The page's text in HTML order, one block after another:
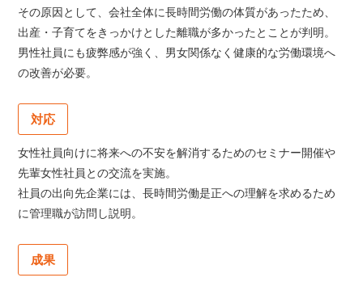
その原因として、会社全体に長時間労働の体質があったため、
出産・子育てをきっかけとした離職が多かったとことが判明。
男性社員にも疲弊感が強く、男女関係なく健康的な労働環境へ
の改善が必要。
対応
女性社員向けに将来への不安を解消するためのセミナー開催や
先輩女性社員との交流を実施。
社員の出向先企業には、長時間労働是正への理解を求めるため
に管理職が訪問し説明。
成果